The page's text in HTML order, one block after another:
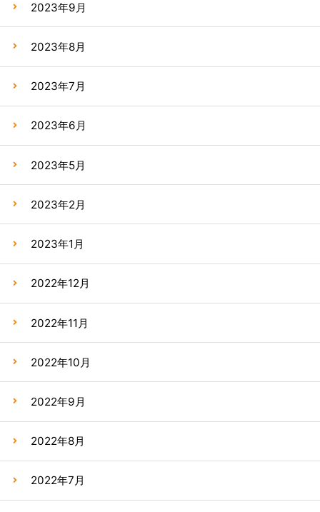
2023年9月
2023年8月
2023年7月
2023年6月
2023年5月
2023年2月
2023年1月
2022年12月
2022年11月
2022年10月
2022年9月
2022年8月
2022年7月